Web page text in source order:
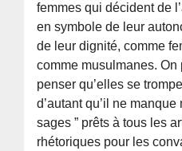
femmes qui décident de
en symbole de leur
de leur dignité, comme
comme musulmanes. On
penser qu’elles se
d’autant qu’il ne manque
sages ” prêts à tous les
rhétoriques pour les